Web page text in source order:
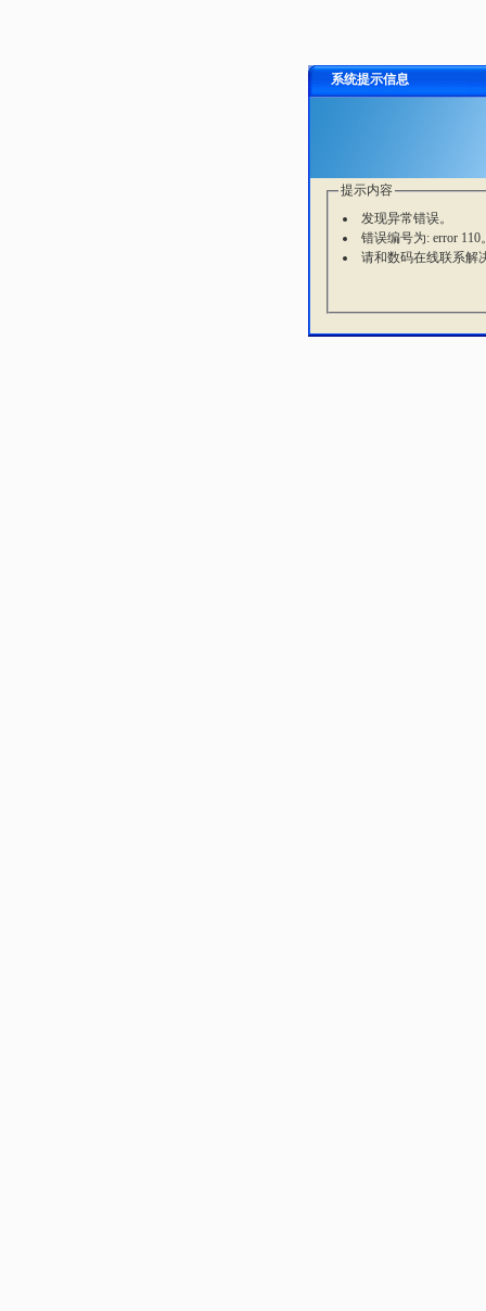
系统提示信息
提示内容
发现异常错误。
错误编号为: error 110
请和数码在线联系解